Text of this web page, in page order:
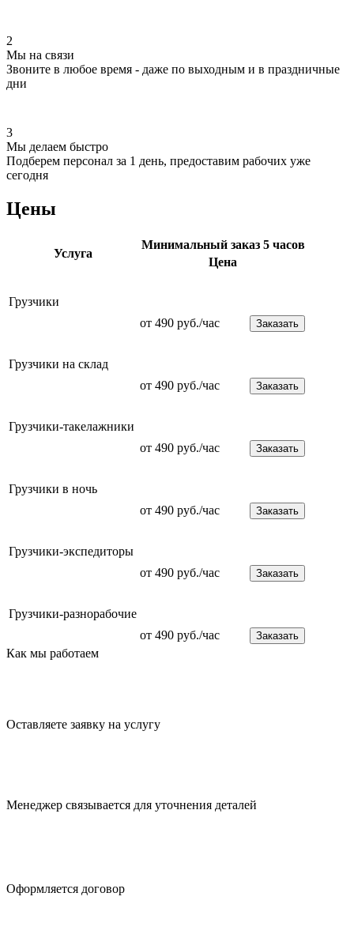
2
Мы на связи
Звоните в любое время - даже по выходным и в праздничные
дни
3
Мы делаем быстро
Подберем персонал за 1 день, предоставим рабочих уже
сегодня
Цены
Услуга
Минимальный заказ 5 часов
Цена
Грузчики
от 490 руб./час
Заказать
Грузчики на склад
от 490 руб./час
Заказать
Грузчики-такелажники
от 490 руб./час
Заказать
Грузчики в ночь
от 490 руб./час
Заказать
Грузчики-экспедиторы
от 490 руб./час
Заказать
Грузчики-разнорабочие
от 490 руб./час
Заказать
Как мы работаем
Оставляете заявку на услугу
Менеджер связывается для уточнения деталей
Оформляется договор